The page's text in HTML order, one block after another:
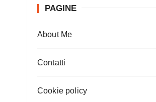
PAGINE
About Me
Contatti
Cookie policy